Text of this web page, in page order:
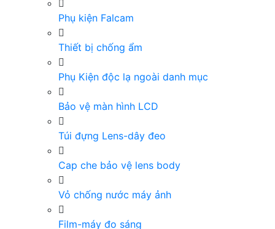
Phụ kiện Falcam
Thiết bị chống ẩm
Phụ Kiện độc lạ ngoài danh mục
Bảo vệ màn hình LCD
Túi đựng Lens-dây đeo
Cap che bảo vệ lens body
Vỏ chống nước máy ảnh
Film-máy đo sáng